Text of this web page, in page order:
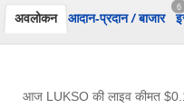
अवलोकन आदान-प्रदान/बाजार
6
आज LUKSO की लाइव कीमत